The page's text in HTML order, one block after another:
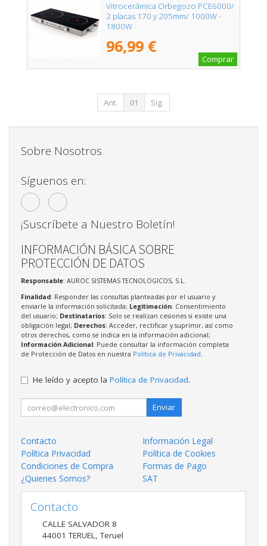
Vitrocerámica Orbegozo PCE6000/
2 placas 170 y 205mm/ 1000W -
1800W
96,99 €
Comprar
Ant. 01 Sig.
Sobre Nosotros
Síguenos en:
¡Suscríbete a Nuestro Boletín!
INFORMACIÓN BÁSICA SOBRE
PROTECCIÓN DE DATOS
Responsable: AUROC SISTEMAS TECNOLOGICOS, S.L.
Finalidad: Responder las consultas planteadas por el usuario y
enviarle la información solicitada; Legitimación: Consentimiento
del usuario; Destinatarios: Solo se realizan cesiones si existe una
obligación legal; Derechos: Acceder, rectificar y suprimir, así como
otros derechos, como se indica en la información adicional;
Información Adicional: Puede consultar la información completa
de Protección de Datos en nuestra Política de Privacidad
He leído y acepto la Política de Privacidad.
Enviar
Contacto
Información Legal
Política Privacidad
Política de Cookies
Condiciones de Compra
Formas de Pago
¿Quienes Somos?
SAT
Contacto
CALLE SALVADOR 8
44001 TERUEL,Teruel